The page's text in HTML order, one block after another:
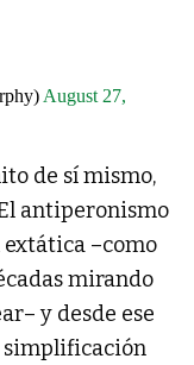
August 27,
de sí mismo,
antiperonismo
–como
mirando
y desde ese
simplificación